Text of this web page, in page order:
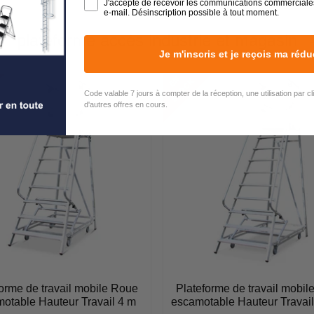
plateforme accès industrie et magasin
de travail mobile Roue
Hauteur Travail 4 m
K
Plateforme de travail
escamotable Hauteur
J'accepte de recevoir les communications
e-mail. Désinscription possible à tout moment.
Je m'inscris et je reçois ma
Code valable 7 jours à compter de la réception, une utilisation par
d'autres offres en cours.